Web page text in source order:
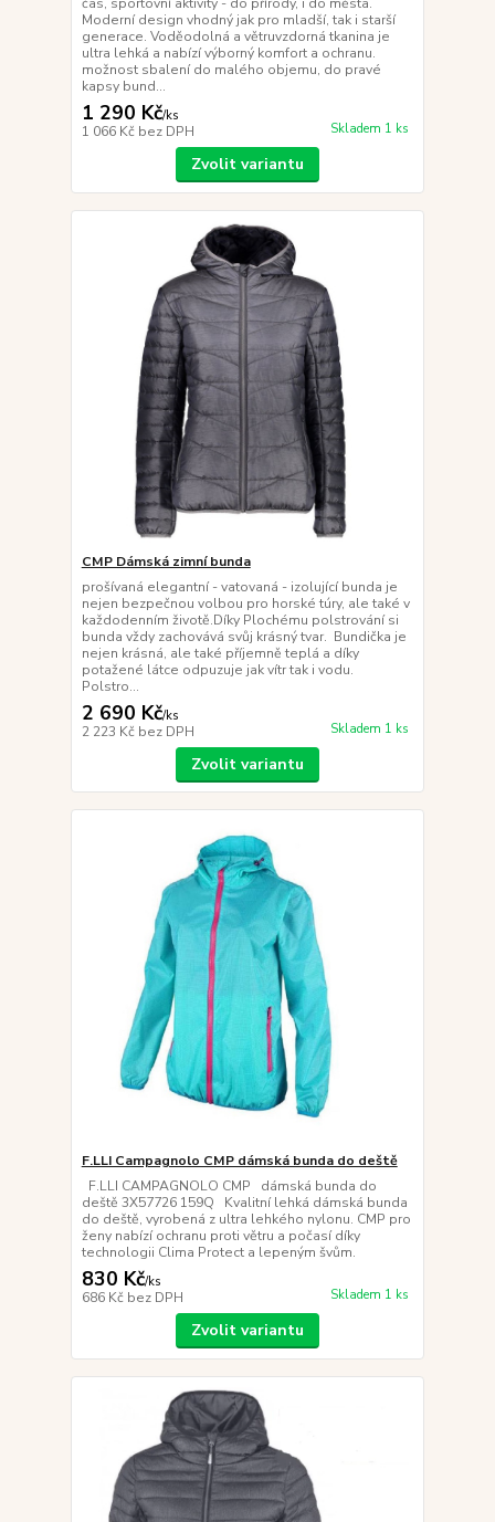
Moderní design vhodný jak pro mladší, tak i starší
generace. Voděodolná a větruvzdorná tkanina je
ultra lehká a nabízí výborný komfort a ochranu.
možnost sbalení do malého objemu, do pravé
kapsy bund...
1 290 Kč/ks
1 066 Kč bez DPH Skladem 1 ks
Zvolit variantu
CMP Dámská zimní bunda
prošívaná elegantní - vatovaná - izolující bunda je
nejen bezpečnou volbou pro horské túry, ale také v
každodenním životě.Díky Plochému polstrování si
bunda vždy zachovává svůj krásný tvar. Bundička je
nejen krásná, ale také příjemně teplá a díky
potažené látce odpuzuje jak vítr tak i vodu.
Polstro...
2 690 Kč/ks
2 223 Kč bez DPH Skladem 1 ks
Zvolit variantu
F.LLI Campagnolo CMP dámská bunda do deště
F.LLI CAMPAGNOLO CMP dámská bunda do
deště 3X57726 159Q Kvalitní lehká dámská bunda
do deště, vyrobená z ultra lehkého nylonu. CMP pro
ženy nabízí ochranu proti větru a počasí díky
technologii Clima Protect a lepeným švům.
830 Kč/ks
686 Kč bez DPH Skladem 1 ks
Zvolit variantu